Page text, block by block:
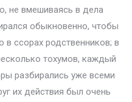
не вмешиваясь в дела
обыкновенно, чтобы
ссорах родственников; в
тохумов, каждый
разбирались уже всеми
их действия был очень